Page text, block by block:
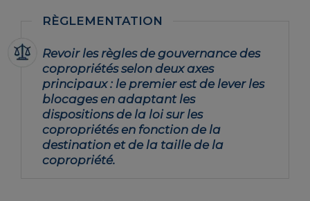
Revoir les règles de gouvernance des
copropriétés selon deux axes
principaux : le premier est de lever les
blocages en adaptant les
dispositions de la loi sur les
copropriétés en fonction de la
destination et de la taille de la
copropriété.